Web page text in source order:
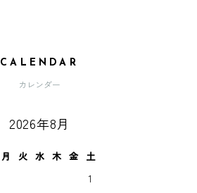
CALENDAR
カレンダー
2026年8月
月 火 水 木 金 土
1